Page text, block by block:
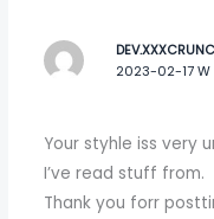
2023-02-17 W
Your styhle iss very
I’ve read stuff from.
Thank you forr